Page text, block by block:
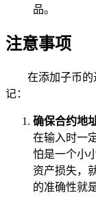
品。
注意事项
在添加子币
记：
确保合约地
在输入时一
怕是一个小
资产损失，
的准确性就